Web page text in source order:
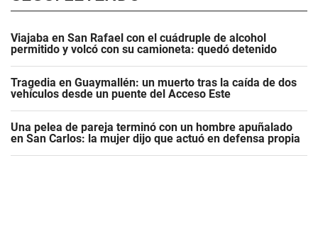
Viajaba en San Rafael con el cuádruple de alcohol
permitido y volcó con su camioneta: quedó detenido
Tragedia en Guaymallén: un muerto tras la caída de dos
vehículos desde un puente del Acceso Este
Una pelea de pareja terminó con un hombre apuñalado
en San Carlos: la mujer dijo que actuó en defensa propia